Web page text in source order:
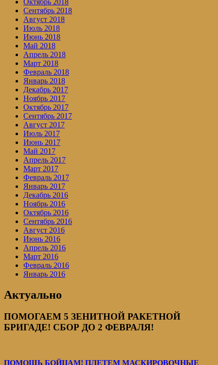
Октябрь 2018
Сентябрь 2018
Август 2018
Июль 2018
Июнь 2018
Май 2018
Апрель 2018
Март 2018
Февраль 2018
Январь 2018
Декабрь 2017
Ноябрь 2017
Октябрь 2017
Сентябрь 2017
Август 2017
Июль 2017
Июнь 2017
Май 2017
Апрель 2017
Март 2017
Февраль 2017
Январь 2017
Декабрь 2016
Ноябрь 2016
Октябрь 2016
Сентябрь 2016
Август 2016
Июнь 2016
Апрель 2016
Март 2016
Февраль 2016
Январь 2016
Актуально
ПОМОГАЕМ 5 ЗЕНИТНОЙ РАКЕТНОЙ
БРИГАДЕ! СБОР ДО 2 ФЕВРАЛЯ!
ПОМОЩЬ БОЙЦАМ! ПЛЕТЕМ МАСКИРОВОЧНЫЕ